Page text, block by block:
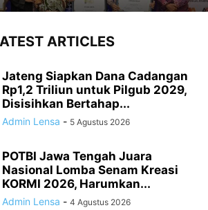
ARTICLES
Jateng Siapkan Dana Cadangan
Rp1,2 Triliun untuk Pilgub 2029,
Disisihkan Bertahap...
Admin Lensa - 5 Agustus 2026
POTBI Jawa Tengah Juara
Nasional Lomba Senam Kreasi
KORMI 2026, Harumkan...
Admin Lensa - 4 Agustus 2026